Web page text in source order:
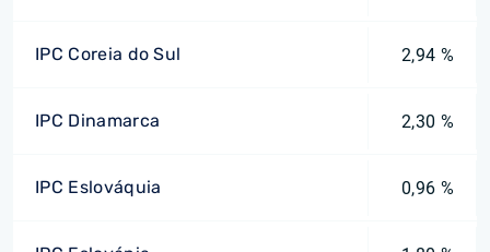
IPC Coreia do Sul 2,94 %
IPC Dinamarca 2,30 %
IPC Eslováquia 0,96 %